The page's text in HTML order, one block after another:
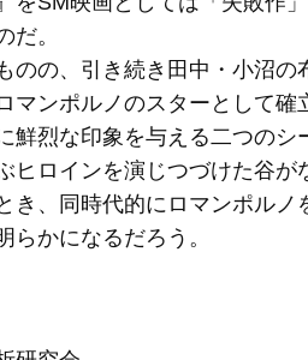
だ。
の、引き続き田中・小沼
マンポルノのスターとして
鮮烈な印象を与える二つの
ヒロインを演じつづけた谷
き、同時代的にロマンポル
かになるだろう。